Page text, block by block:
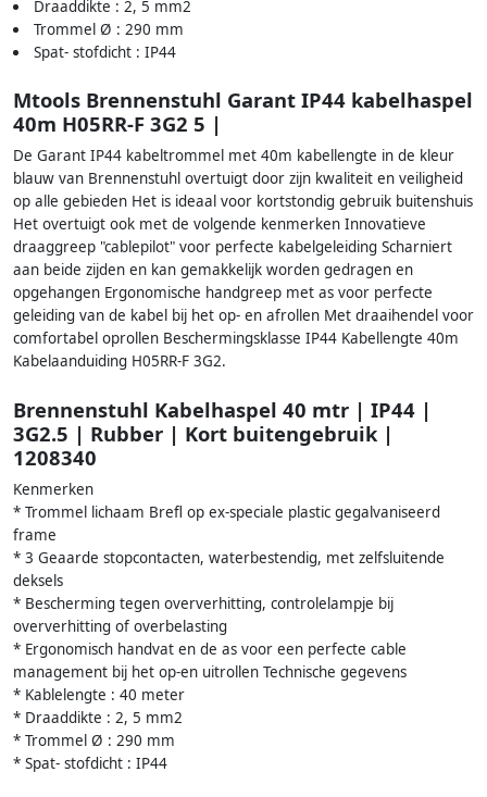
Draaddikte : 2, 5 mm2
Trommel Ø : 290 mm
Spat- stofdicht : IP44
Mtools Brennenstuhl Garant IP44 kabelhaspel
40m H05RR-F 3G2 5 |
De Garant IP44 kabeltrommel met 40m kabellengte in de kleur
blauw van Brennenstuhl overtuigt door zijn kwaliteit en veiligheid
op alle gebieden Het is ideaal voor kortstondig gebruik buitenshuis
Het overtuigt ook met de volgende kenmerken Innovatieve
draaggreep "cablepilot" voor perfecte kabelgeleiding Scharniert
aan beide zijden en kan gemakkelijk worden gedragen en
opgehangen Ergonomische handgreep met as voor perfecte
geleiding van de kabel bij het op- en afrollen Met draaihendel voor
comfortabel oprollen Beschermingsklasse IP44 Kabellengte 40m
Kabelaanduiding H05RR-F 3G2.
Brennenstuhl Kabelhaspel 40 mtr | IP44 |
3G2.5 | Rubber | Kort buitengebruik |
1208340
Kenmerken
* Trommel lichaam Brefl op ex-speciale plastic gegalvaniseerd
frame
* 3 Geaarde stopcontacten, waterbestendig, met zelfsluitende
deksels
* Bescherming tegen oververhitting, controlelampje bij
oververhitting of overbelasting
* Ergonomisch handvat en de as voor een perfecte cable
management bij het op-en uitrollen Technische gegevens
* Kablelengte : 40 meter
* Draaddikte : 2, 5 mm2
* Trommel Ø : 290 mm
* Spat- stofdicht : IP44